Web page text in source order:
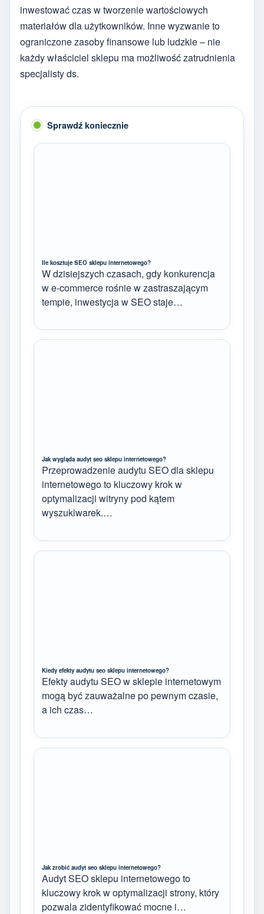
inwestować czas w tworzenie wartościowych
materiałów dla użytkowników. Inne wyzwanie to
ograniczone zasoby finansowe lub ludzkie – nie
każdy właściciel sklepu ma możliwość zatrudnienia
specjalisty ds.
Sprawdź koniecznie
Ile kosztuje SEO sklepu internetowego?
W dzisiejszych czasach, gdy konkurencja
w e-commerce rośnie w zastraszającym
tempie, inwestycja w SEO staje…
Jak wygląda audyt seo sklepu internetowego?
Przeprowadzenie audytu SEO dla sklepu
internetowego to kluczowy krok w
optymalizacji witryny pod kątem
wyszukiwarek.…
Kiedy efekty audytu seo sklepu internetowego?
Efekty audytu SEO w sklepie internetowym
mogą być zauważalne po pewnym czasie,
a ich czas…
Jak zrobić audyt seo sklepu internetowego?
Audyt SEO sklepu internetowego to
kluczowy krok w optymalizacji strony, który
pozwala zidentyfikować mocne i…